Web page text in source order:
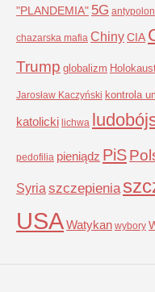
"PLANDEMIA" 5G
chazarska mafia ChinyCIA
Trump globalizm
Jarosław Kaczyński kontrola
katolicki lichwa
pedofilia pieniądz PiS
Syria szczepienia
USAWatykan wybory